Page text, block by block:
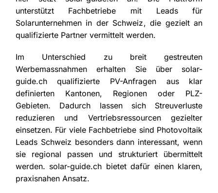
unterstützt Fachbetriebe mit Leads für
Solarunternehmen in der Schweiz, die gezielt an
qualifizierte Partner vermittelt werden.
Im Unterschied zu breit gestreuten
Werbemassnahmen erhalten Sie über solar-
guide.ch qualifizierte PV-Anfragen aus klar
definierten Kantonen, Regionen oder PLZ-
Gebieten. Dadurch lassen sich Streuverluste
reduzieren und Vertriebsressourcen gezielter
einsetzen. Für viele Fachbetriebe sind Photovoltaik
Leads Schweiz besonders dann interessant, wenn
sie regional passen und strukturiert übermittelt
werden. solar-guide.ch bietet dafür einen klaren,
praxisnahen Ansatz.